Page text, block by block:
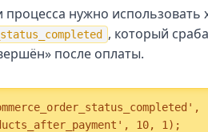
нужно использовать
, который
после оплаты.
10, 1);